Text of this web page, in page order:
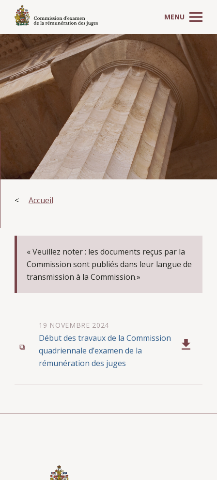
MENU
Accueil
« Veuillez noter : les documents reçus par la
Commission sont publiés dans leur langue de
transmission à la Commission.»
19 NOVEMBRE 2024
Début des travaux de la Commission
quadriennale d’examen de la
rémunération des juges